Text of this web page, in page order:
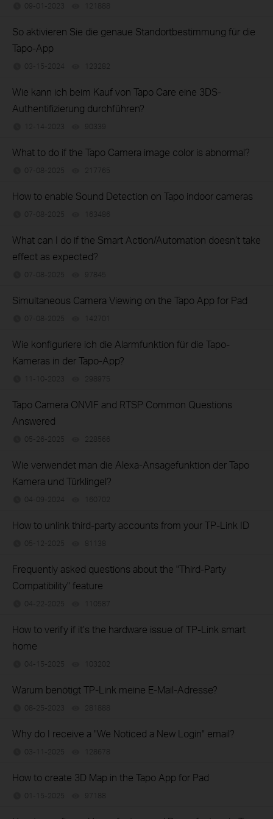
09-01-2023 121888
So aktivieren Sie die genaue Standortbestimmung für die
Tapo-App
03-15-2024 123282
Wie kann ich beim Kauf von Tapo Care eine 3DS-
Authentifizierung durchführen?
12-14-2023 90339
What to do if the Tapo Camera image color is abnormal?
07-08-2025 217765
How to enable Sound Detection on Tapo indoor cameras
07-08-2025 163486
What can I do if the Smart Action/Automation doesn’t take
effect as expected?
07-08-2025 97845
Simultaneous Camera Viewing on the Tapo App for Pad
07-08-2025 142701
Wie konfiguriere ich die Alarmfunktion für die Tapo-
Kameras in der Tapo-App?
11-10-2023 298975
Tapo Camera ONVIF and RTSP Common Questions
Answered
05-26-2025 228566
Wie verwendet man die Alexa-Ansagefunktion der Tapo
Kamera und Türklingel?
04-09-2024 160702
How to unlink third-party accounts from your TP-Link ID
05-12-2025 81138
Frequently asked questions about the "Third-Party
Compatibility" feature
04-22-2025 110587
How to verify if it’s the hardware issue of TP-Link smart
home
04-15-2025 103202
Warum benötigt TP-Link meine E-Mail-Adresse?
08-25-2023 281888
Why do I receive a "We Noticed a New Login" email?
03-11-2025 128678
How to create 3D Map in the Tapo App for Pad
01-15-2025 97188